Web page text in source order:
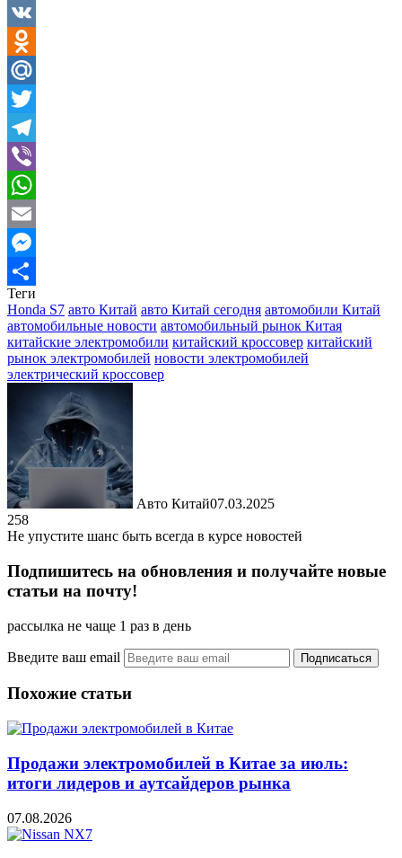
Facebook
VK
Odnoklassniki
Mail.Ru
Twitter
Telegram
Viber
WhatsApp
Email
Messenger
Отправить
Теги
Honda S7 авто Китай авто Китай сегодня автомобили Китай
автомобильные новости автомобильный рынок Китая
китайские электромобили китайский кроссовер китайский
рынок электромобилей новости электромобилей
электрический кроссовер
Авто Китай07.03.2025
258
Не упустите шанс быть всегда в курсе новостей
Подпишитесь на обновления и получайте новые
статьи на почту!
рассылка не чаще 1 раз в день
Введите ваш email
Похожие статьи
Продажи электромобилей в Китае за июль:
итоги лидеров и аутсайдеров рынка
07.08.2026